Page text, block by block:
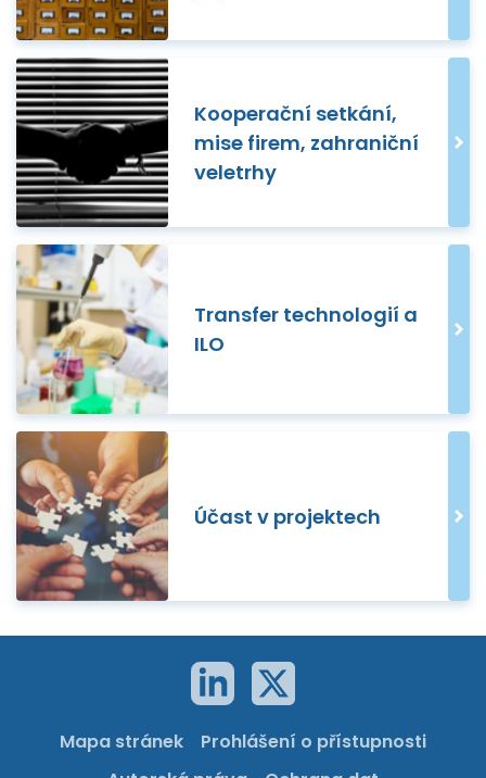
Kooperační setkání,
mise firem, zahraniční
veletrhy
Transfer technologií a
ILO
Účast v projektech
Mapa stránek
Prohlášení o přístupnosti